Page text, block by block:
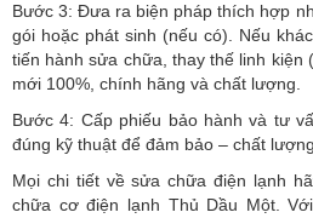
Bước 3: Đưa ra biện pháp thích hợp
gói hoặc phát sinh (nếu có). Nếu
tiến hành sửa chữa, thay thế linh kiện
mới 100%, chính hãng và chất lượng.
Bước 4: Cấp phiếu bảo hành và tư
đúng kỹ thuật để đảm bảo – chất
Mọi chi tiết về sửa chữa điện lạnh
chữa cơ điện lạnh Thủ Dầu Một.